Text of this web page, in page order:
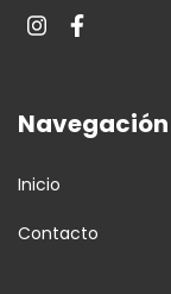
Navegación
Inicio
Contacto